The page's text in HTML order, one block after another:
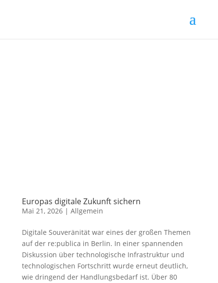
Europas digitale Zukunft sichern
Mai 21, 2026| Allgemein
Digitale Souveränität war eines der großen Themen
auf der re:publica in Berlin. In einer spannenden
Diskussion über technologische Infrastruktur und
technologischen Fortschritt wurde erneut deutlich,
wie dringend der Handlungsbedarf ist. Über 80